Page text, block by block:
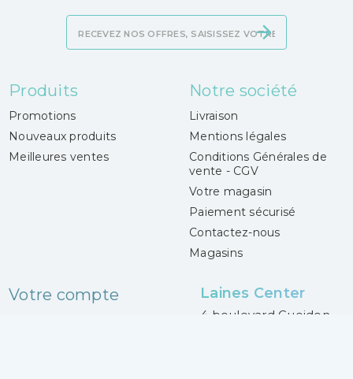
Produits
Promotions
Nouveaux produits
Meilleures ventes
Notre société
Livraison
Mentions légales
Conditions Générales de
vente - CGV
Votre magasin
Paiement sécurisé
Contactez-nous
Magasins
Votre compte Laines Center
4 boulevard Gueidon